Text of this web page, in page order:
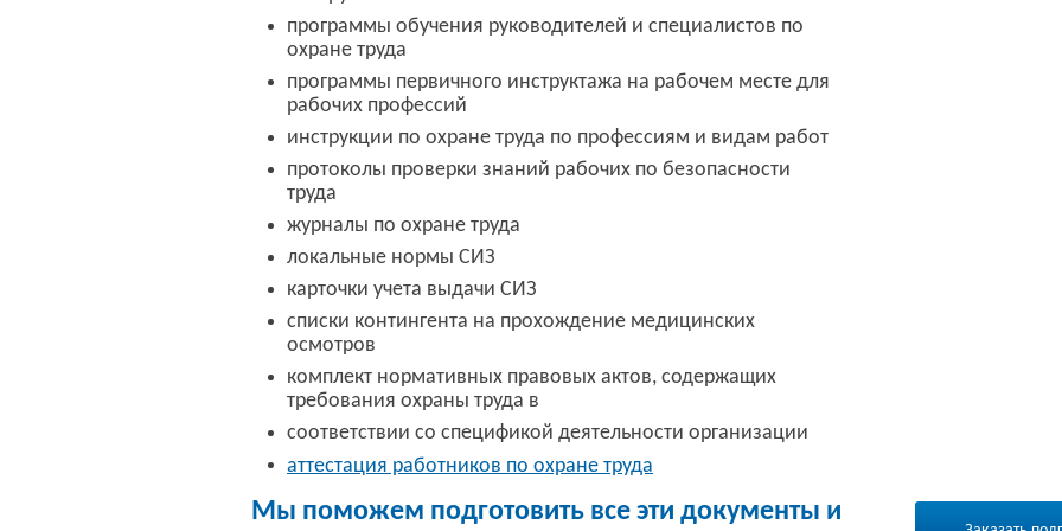
программы обучения руководителей и специалистов по
охране труда
программы первичного инструктажа на рабочем месте для
рабочих профессий
инструкции по охране труда по профессиям и видам работ
протоколы проверки знаний рабочих по безопасности
труда
журналы по охране труда
локальные нормы СИЗ
карточки учета выдачи СИЗ
списки контингента на прохождение медицинских
осмотров
комплект нормативных правовых актов, содержащих
требования охраны труда в
соответствии со спецификой деятельности организации
аттестация работников по охране труда
Мы поможем подготовить все эти документы и